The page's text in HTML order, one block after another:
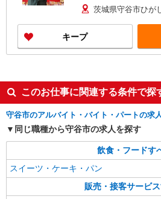
時給 +50円
茨城県守谷市ひが
キープ
このお仕事に関連する条件で探
守谷市のアルバイト・バイト・パートの求
同じ職種から守谷市の求人を探す
飲食・フードす
スイーツ・ケーキ・パン
販売・接客サービ